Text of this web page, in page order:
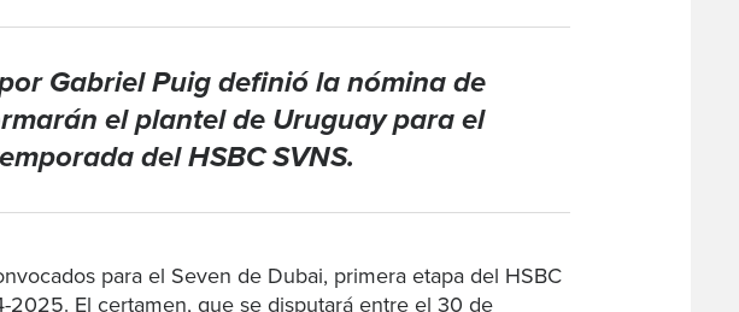
Gabriel Puig definió la nómina de
el plantel de Uruguay para el
del HSBC SVNS.
para el Seven de Dubai, primera etapa del HSBC
2025. El certamen, que se disputará entre el 30 de